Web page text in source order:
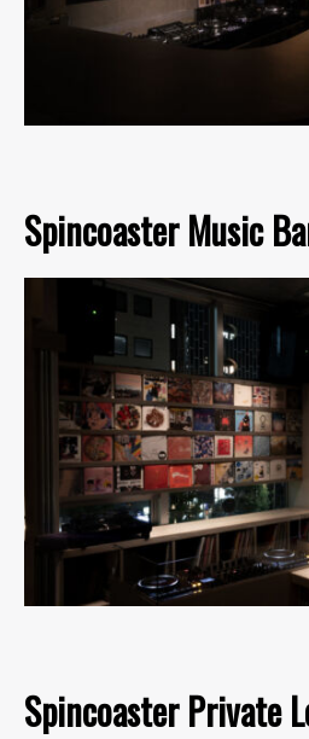
Spincoaster Music
Spincoaster Private